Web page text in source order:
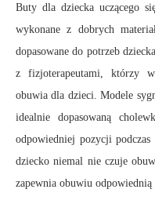
Buty dla dziecka uczącego
wykonane z dobrych
dopasowane do potrzeb
z fizjoterapeutami, którzy
obuwia dla dzieci. Modele
idealnie dopasowaną
odpowiedniej pozycji
dziecko niemal nie czuje
zapewnia obuwiu odpowiednią